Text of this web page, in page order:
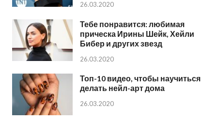
26.03.2020
Тебе понравится: любимая
прическа Ирины Шейк, Хейли
Бибер и других звезд
26.03.2020
Топ-10 видео, чтобы научиться
делать нейл-арт дома
26.03.2020